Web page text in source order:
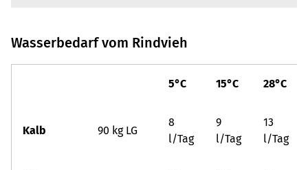
Wasserbedarf vom Rindvieh
5°C 15°C 28°C
Kalb 90 kg LG
8
l/Tag
9
l/Tag
13
l/Tag